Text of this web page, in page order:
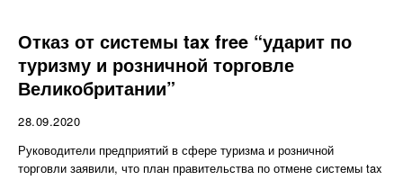
Отказ от системы tax free “ударит по
туризму и розничной торговле
Великобритании”
28.09.2020
Руководители предприятий в сфере туризма и розничной
торговли заявили, что план правительства по отмене системы tax